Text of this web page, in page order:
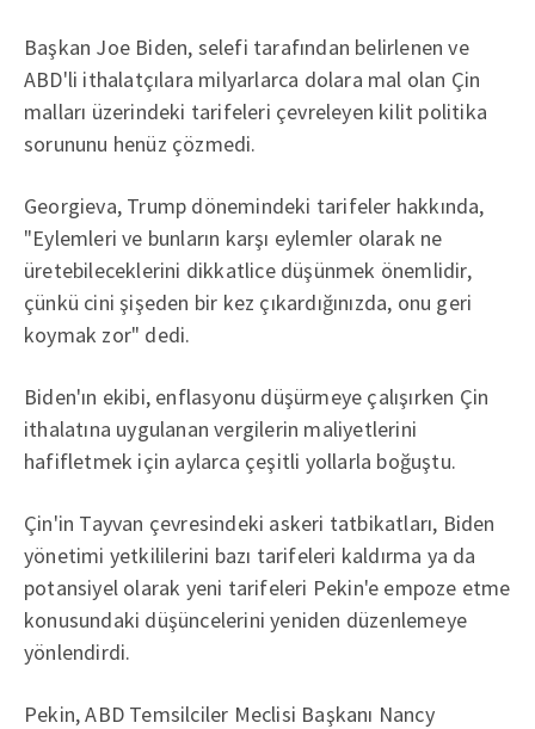
Başkan Joe Biden, selefi tarafından belirlenen ve
ABD'li ithalatçılara milyarlarca dolara mal olan Çin
malları üzerindeki tarifeleri çevreleyen kilit politika
sorununu henüz çözmedi.
Georgieva, Trump dönemindeki tarifeler hakkında,
"Eylemleri ve bunların karşı eylemler olarak ne
üretebileceklerini dikkatlice düşünmek önemlidir,
çünkü cini şişeden bir kez çıkardığınızda, onu geri
koymak zor" dedi.
Biden'ın ekibi, enflasyonu düşürmeye çalışırken Çin
ithalatına uygulanan vergilerin maliyetlerini
hafifletmek için aylarca çeşitli yollarla boğuştu.
Çin'in Tayvan çevresindeki askeri tatbikatları, Biden
yönetimi yetkililerini bazı tarifeleri kaldırma ya da
potansiyel olarak yeni tarifeleri Pekin'e empoze etme
konusundaki düşüncelerini yeniden düzenlemeye
yönlendirdi.
Pekin, ABD Temsilciler Meclisi Başkanı Nancy